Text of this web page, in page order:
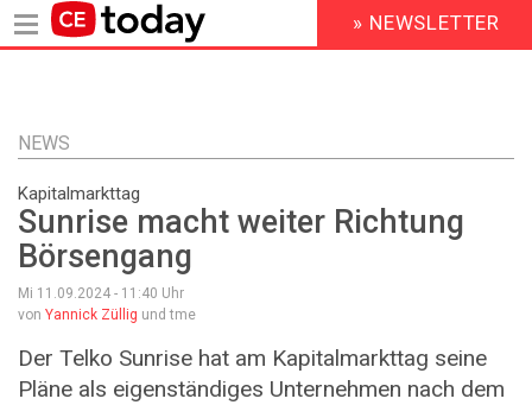
Inhalt
HEADER
MENU
» NEWSLETTER
NEWS
Kapitalmarkttag
Sunrise macht weiter Richtung
Börsengang
Mi 11.09.2024 - 11:40 Uhr
von Yannick Züllig und tme
Der Telko Sunrise hat am Kapitalmarkttag seine
Pläne als eigenständiges Unternehmen nach dem